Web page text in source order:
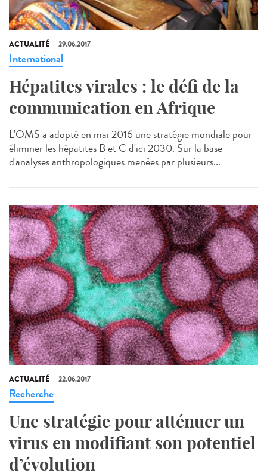
ACTUALITÉ 29.06.2017
International
Hépatites virales : le défi de la
communication en Afrique
L'OMS a adopté en mai 2016 une stratégie mondiale pour
éliminer les hépatites B et C d'ici 2030. Sur la base
d'analyses anthropologiques menées par plusieurs...
ACTUALITÉ 22.06.2017
Recherche
Une stratégie pour atténuer un
virus en modifiant son potentiel
d’évolution